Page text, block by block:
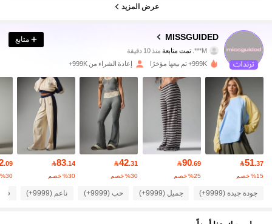
عرض المزيد
MISSGUIDED
d***1 تتصفح
4.88
3M متابعون
3M متابعون
3M متابعون
4.88 3M متابعون
متابع
999K+ تم بيعها مؤخرًا إعادة الشراء من 999K+
51.37
‎%15‎ خصم
90.69
‎%25‎ خصم
42.31
‎%30‎ خصم
83.14
‎%30‎ خصم
.09
‎%30‎ خصم
جودة جيدة (9999+) جميل (9999+) حب (9999+) ناعم (9999+)